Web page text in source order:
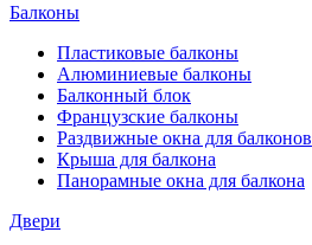
Балконы
Пластиковые балконы
Алюминиевые балконы
Балконный блок
Французские балконы
Раздвижные окна для балконов
Крыша для балкона
Панорамные окна для балкона
Двери